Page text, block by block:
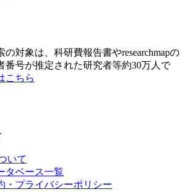
対象は、科研費報告書やresearchmapの
番号が推定された研究者等約30万人で
こちら
いて
タベース一覧
・プライバシーポリシー